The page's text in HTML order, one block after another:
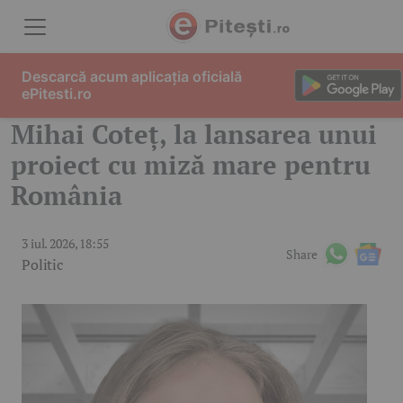
Mihai Coteț, la lansarea unui
proiect cu miză mare pentru
România
3 iul. 2026, 18:55
Politic
Share
Descarcă acum aplicația oficială
ePitesti.ro